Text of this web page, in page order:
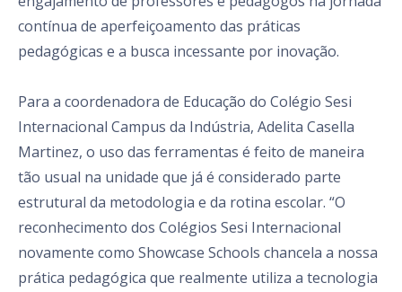
contínua de aperfeiçoamento das práticas
pedagógicas e a busca incessante por inovação.
Para a coordenadora de Educação do Colégio Sesi
Internacional Campus da Indústria, Adelita Casella
Martinez, o uso das ferramentas é feito de maneira
tão usual na unidade que já é considerado parte
estrutural da metodologia e da rotina escolar. “O
reconhecimento dos Colégios Sesi Internacional
novamente como Showcase Schools chancela a nossa
prática pedagógica que realmente utiliza a tecnologia